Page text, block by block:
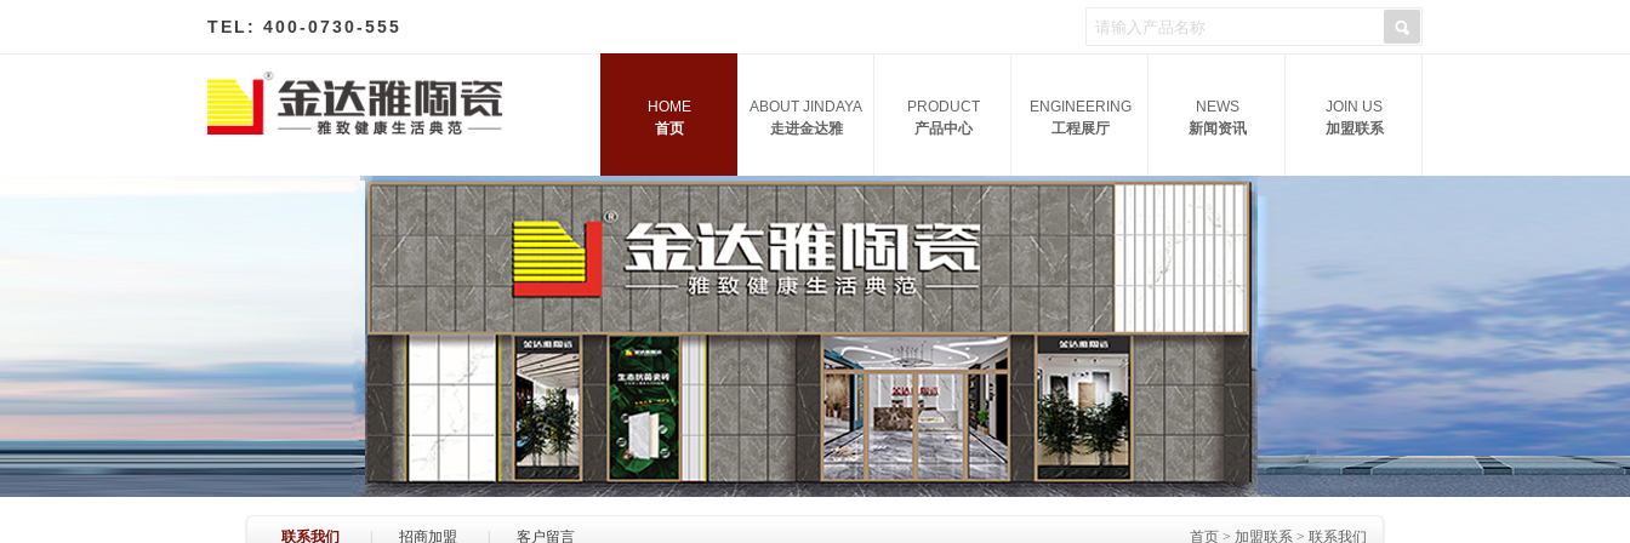
TEL: 400-0730-555
HOME
首页
ABOUT JINDAYA
走进金达雅
PRODUCT
产品中心
ENGINEERING
工程展厅
NEWS
新闻资讯
JOIN US
加盟联系
联系我们 招商加盟 客户留言 首页 > 加盟联系 > 联系我们